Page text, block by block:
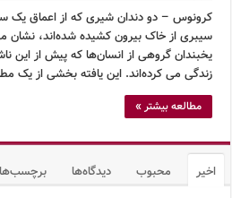
کرونوس – دو دندان شیری که از اعماق یک
سیبری از خاک بیرون کشیده شده‌اند،
یخبندان گروهی از انسان‌ها که پیش از این
زندگی می کرده‌اند. این یافته بخشی از یک
مطالعه بیشتر »
اخیر محبوب دیدگاه‌ها برچسب‌ها